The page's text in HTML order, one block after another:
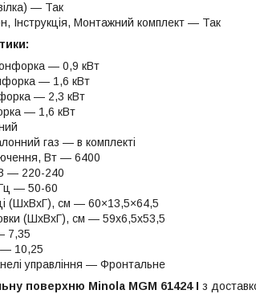
— Так
Інструкція, Монтажний комплект — Так
— 0,9 кВт
— 1,6 кВт
— 2,3 кВт
— 1,6 кВт
газ — в комплекті
Вт — 6400
— 220-240
— 50-60
(ШхВхГ), см — 60×13,5×64,5
(ШхВхГ), см — 59х6,5х53,5
7,35
10,25
управління — Фронтальне
поверхню Minola MGM 61424 I з